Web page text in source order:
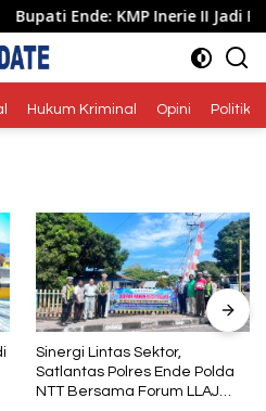
Ende: KMP Inerie II Jadi
Hukum Kriminal Opini Politik
Sinergi Lintas Sektor,
Satlantas Polres Ende Polda
NTT Bersama Forum LLAJ